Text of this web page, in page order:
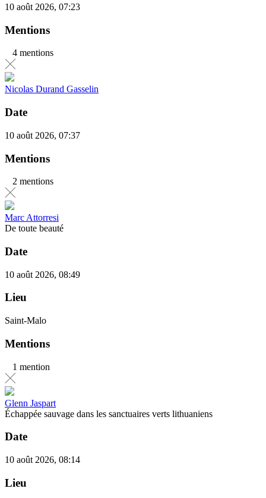
10 août 2026, 07:23
Mentions
4 mentions
Nicolas Durand Gasselin
Date
10 août 2026, 07:37
Mentions
2 mentions
Marc Attorresi
De toute beauté
Date
10 août 2026, 08:49
Lieu
Saint-Malo
Mentions
1 mention
Glenn Jaspart
Échappée sauvage dans les sanctuaires verts lithuaniens
Date
10 août 2026, 08:14
Lieu